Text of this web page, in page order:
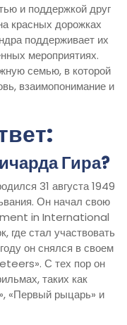
и поддержкой друг
красных дорожках
поддерживает их
мероприятиях.
семью, в которой
взаимопонимание и
Гира?
31 августа 1949
Он начал свою
in International
где стал участвовать
он снялся в своем
С тех пор он
таких как
«Первый рыцарь» и